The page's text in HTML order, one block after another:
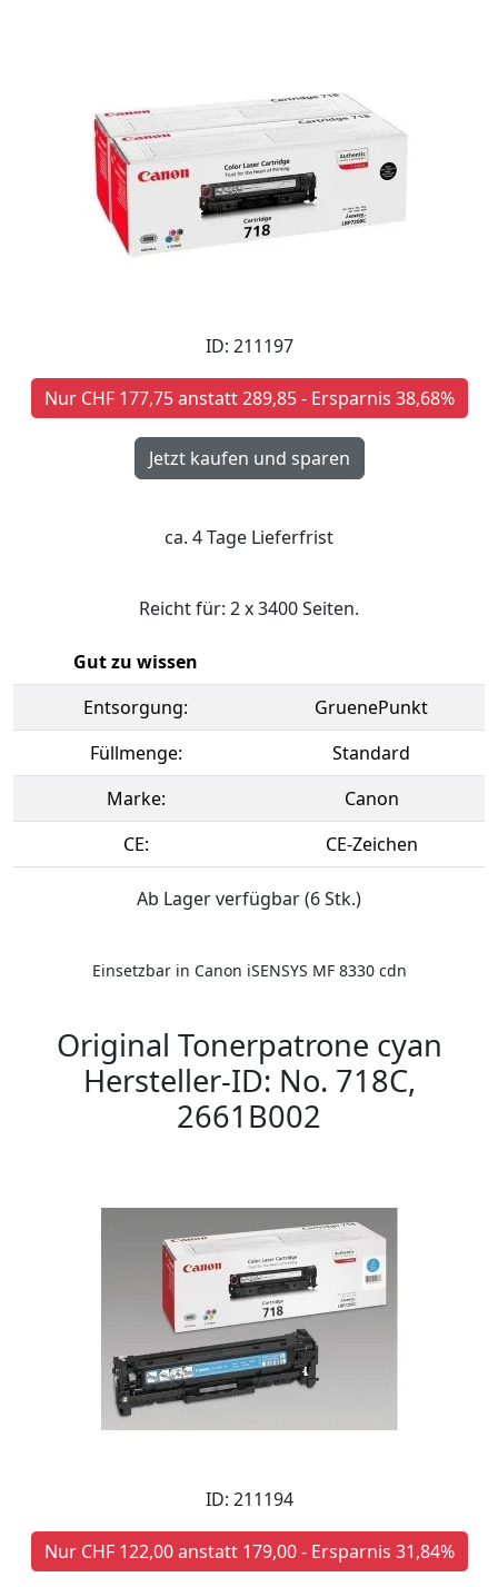
ID: 211197
Nur CHF 177,75 anstatt 289,85 - Ersparnis 38,68%
ca. 4 Tage Lieferfrist
Reicht für: 2 x 3400 Seiten.
Gut zu wissen
Entsorgung:
GruenePunkt
Füllmenge:
Standard
Marke:
Canon
CE:
CE-Zeichen
Ab Lager verfügbar (6 Stk.)
Einsetzbar in Canon iSENSYS MF 8330 cdn
Original Tonerpatrone cyan
Hersteller-ID: No. 718C,
2661B002
ID: 211194
Nur CHF 122,00 anstatt 179,00 - Ersparnis 31,84%